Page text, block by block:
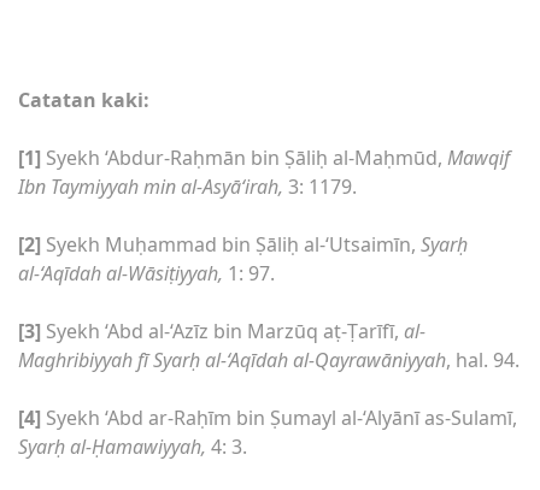
Catatan kaki:
[1] Syekh ‘Abdur-Raḥmān bin Ṣāliḥ al-Maḥmūd, Mawqif
Ibn Taymiyyah min al-Asyā‘irah, 3: 1179.
[2] Syekh Muḥammad bin Ṣāliḥ al-‘Utsaimīn, Syarḥ
al-‘Aqīdah al-Wāsiṭiyyah, 1: 97.
[3] Syekh ‘Abd al-‘Azīz bin Marzūq aṭ-Ṭarīfī, al-
Maghribiyyah fī Syarḥ al-‘Aqīdah al-Qayrawāniyyah, hal. 94.
[4] Syekh ‘Abd ar-Raḥīm bin Ṣumayl al-‘Alyānī as-Sulamī,
Syarḥ al-Ḥamawiyyah, 4: 3.